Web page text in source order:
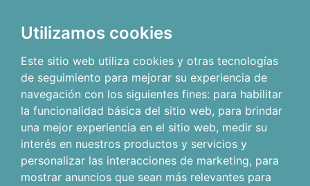
Utilizamos cookies
Este sitio web utiliza cookies y otras tecnologías
de seguimiento para mejorar su experiencia de
navegación con los siguientes fines: para habilitar
la funcionalidad básica del sitio web, para brindar
una mejor experiencia en el sitio web, medir su
interés en nuestros productos y servicios y
personalizar las interacciones de marketing, para
mostrar anuncios que sean más relevantes para